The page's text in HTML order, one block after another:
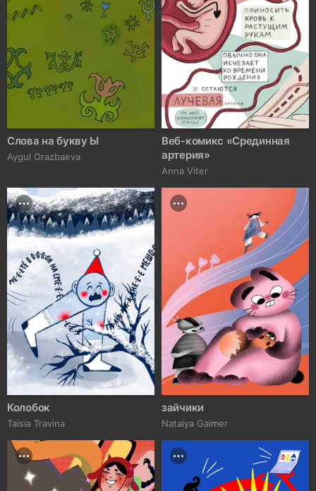
Слова на букву Ы
Aygul Orazbaeva
Веб-комикс «Срединная
артерия»
Anna Viter
Колобок
Taisia Travina
зайчики
Natalya Gaimer